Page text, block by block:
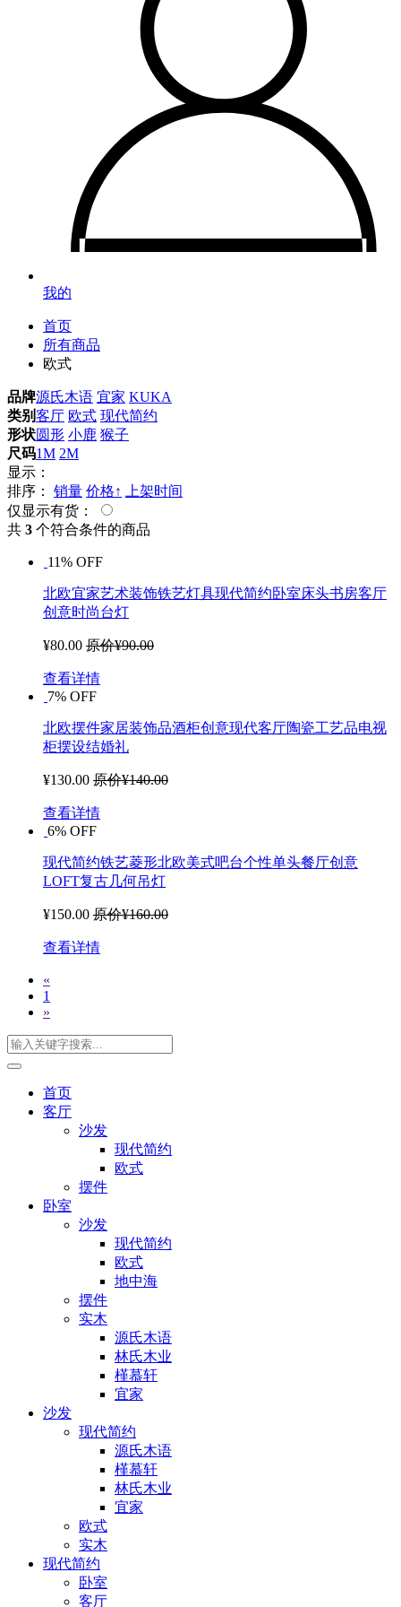
我的
首页
所有商品
欧式
品牌源氏木语 宜家 KUKA
类别客厅 欧式 现代简约
形状圆形 小鹿 猴子
尺码1M 2M
显示：
排序：
销量 价格↑
上架时间
仅显示有货：
共 3 个符合条件的商品
11% OFF
北欧宜家艺术装饰铁艺灯具现代简约卧室床头书房客厅
创意时尚台灯
¥80.00 原价¥90.00
查看详情
7% OFF
北欧摆件家居装饰品酒柜创意现代客厅陶瓷工艺品电视
柜摆设结婚礼
¥130.00 原价¥140.00
查看详情
6% OFF
现代简约铁艺菱形北欧美式吧台个性单头餐厅创意
LOFT复古几何吊灯
¥150.00 原价¥160.00
查看详情
«
1
»
首页
客厅
沙发
现代简约
欧式
摆件
卧室
沙发
现代简约
欧式
地中海
摆件
实木
源氏木语
林氏木业
槿慕轩
宜家
沙发
现代简约
源氏木语
槿慕轩
林氏木业
宜家
欧式
实木
现代简约
卧室
客厅